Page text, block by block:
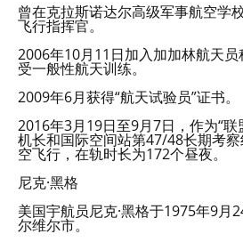
曾在克拉斯诺达尔高级军事航空学
飞行指挥官。
2006年10月11日加入加加林航天
受一般性航天训练。
2009年6月获得“航天试验员”证书。
2016年3月19日至9月7日，作为“
机长和国际空间站第47/48长期考
空飞行，在轨时长为172个昼夜。
尼克·黑格
美国宇航员尼克·黑格于1975年9月
尔维尔市。